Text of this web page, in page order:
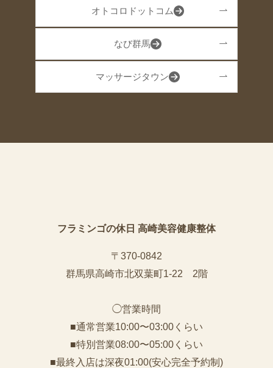
オトコロドットコム
なび群馬
マッサージタウン
フラミンゴの休日 高崎美容健康整体
〒370-0842
群馬県高崎市北双葉町1-22 2階
◯営業時間
■通常営業10:00〜03:00くらい
■特別営業08:00〜05:00くらい
■最終入店は深夜01:00(安心完全予約制)